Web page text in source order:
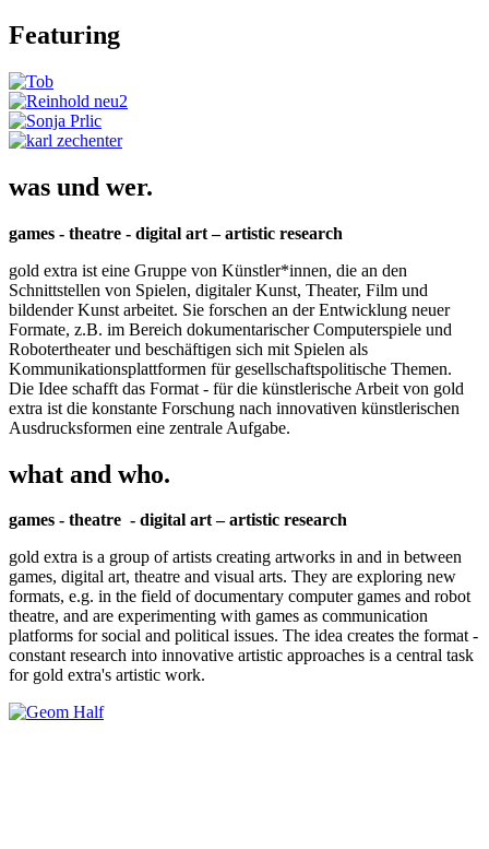
Featuring
was und wer.
games - theatre - digital art – artistic research
gold extra ist eine Gruppe von Künstler*innen, die an den
Schnittstellen von Spielen, digitaler Kunst, Theater, Film und
bildender Kunst arbeitet. Sie forschen an der Entwicklung neuer
Formate, z.B. im Bereich dokumentarischer Computerspiele und
Robotertheater und beschäftigen sich mit Spielen als
Kommunikationsplattformen für gesellschaftspolitische Themen.
Die Idee schafft das Format - für die künstlerische Arbeit von gold
extra ist die konstante Forschung nach innovativen künstlerischen
Ausdrucksformen eine zentrale Aufgabe.
what and who.
games - theatre - digital art – artistic research
gold extra is a group of artists creating artworks in and in between
games, digital art, theatre and visual arts. They are exploring new
formats, e.g. in the field of documentary computer games and robot
theatre, and are experimenting with games as communication
platforms for social and political issues. The idea creates the format -
constant research into innovative artistic approaches is a central task
for gold extra's artistic work.